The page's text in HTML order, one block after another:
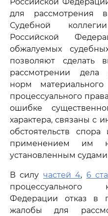
для рассмотрения
Судебной
Российской
обжалуемых
позволяют
рассмотрении
норм
процессуального
ошибке
характера, связаны с
обстоятельств
применением им
установленным судами
В силу частей 4, 6
процессуального
Федерации отказ в
жалобы для